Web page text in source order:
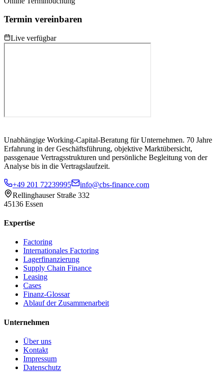
Termin vereinbaren
Live verfügbar
Unabhängige Working-Capital-Beratung für Unternehmen. 70 Jahre
Erfahrung in der Geschäftsführung, objektive Marktübersicht,
passgenaue Vertragsstrukturen und persönliche Begleitung von der
Analyse bis in die Vertragslaufzeit.
+49 201 72239995
info@cbs-finance.com
Rellinghauser Straße 332
45136 Essen
Expertise
Factoring
Internationales Factoring
Lagerfinanzierung
Supply Chain Finance
Leasing
Cases
Finanz-Glossar
Ablauf der Zusammenarbeit
Unternehmen
Über uns
Kontakt
Impressum
Datenschutz